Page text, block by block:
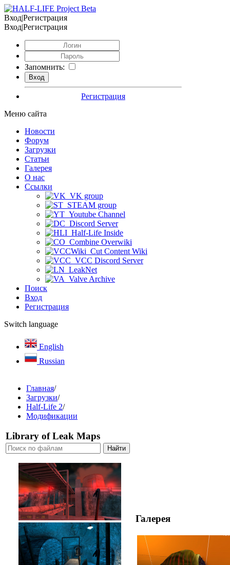
Вход|Регистрация
Вход|Регистрация
Запомнить:
Регистрация
Меню сайта
Новости
Форум
Загрузки
Статьи
Галерея
О нас
Ссылки
VK group
STEAM group
Youtube Channel
Discord Server
Half-Life Inside
Combine Overwiki
Cut Content Wiki
VCC Discord Server
LeakNet
Valve Archive
Поиск
Вход
Регистрация
Switch language
English
Russian
Главная/
Загрузки/
Half-Life 2/
Модификации
Library of Leak Maps
Галерея